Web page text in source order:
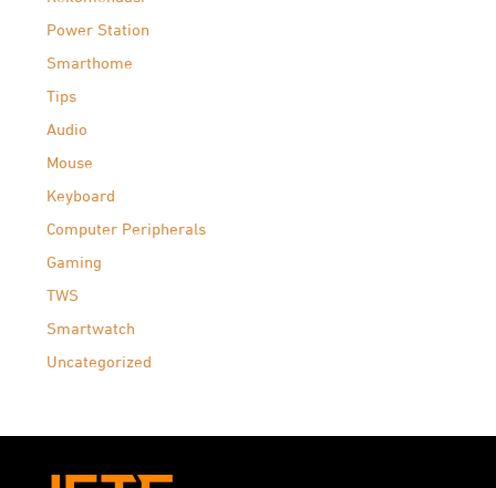
Power Station
Smarthome
Tips
Audio
Mouse
Keyboard
Computer Peripherals
Gaming
TWS
Smartwatch
Uncategorized